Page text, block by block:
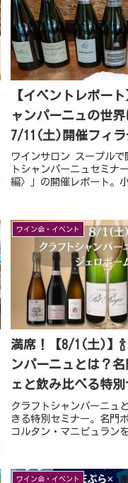
【イベントレポー
ャンパーニュの世界
7/11(土)開催フィ
ンパーニュセミナ
ワインサロン スープルで
トシャンパーニュセミナ
編〉」の開催レポート。
グ、お得な販売会の様子
ワイン会・イベント
満席！【8/1(土)】
ンパーニュとは？
ェと飲み比べる特
阪で開催！
クラフトシャンパーニュ
きる特別セミナー。名門
コルタン・マニピュラン
やすく解説。2026年8月1
サロン スープルで開催。
ワイン会・イベント